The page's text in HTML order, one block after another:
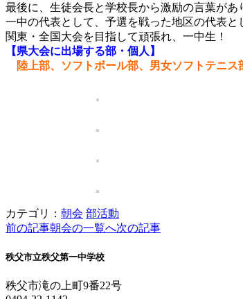
最後に、生徒会長と学校長から激励の言葉があ
一中の代表として、予選を戦った地区の代表と
関東・全国大会を目指して頑張れ、一中生！
【県大会に出場する部・個人】
陸上部、ソフトボール部、男女ソフトテニ
カテゴリ： 朝会 部活動
前の記事朝会の一覧へ次の記事
秩父市立秩父第一中学校
秩父市滝の上町9番22号